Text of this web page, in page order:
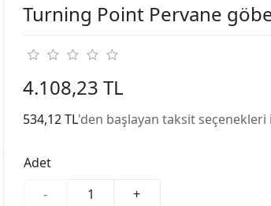
Turning Point Pervane
4.108,23 TL
534,12 TL'den başlayan taksit
Adet
-
+